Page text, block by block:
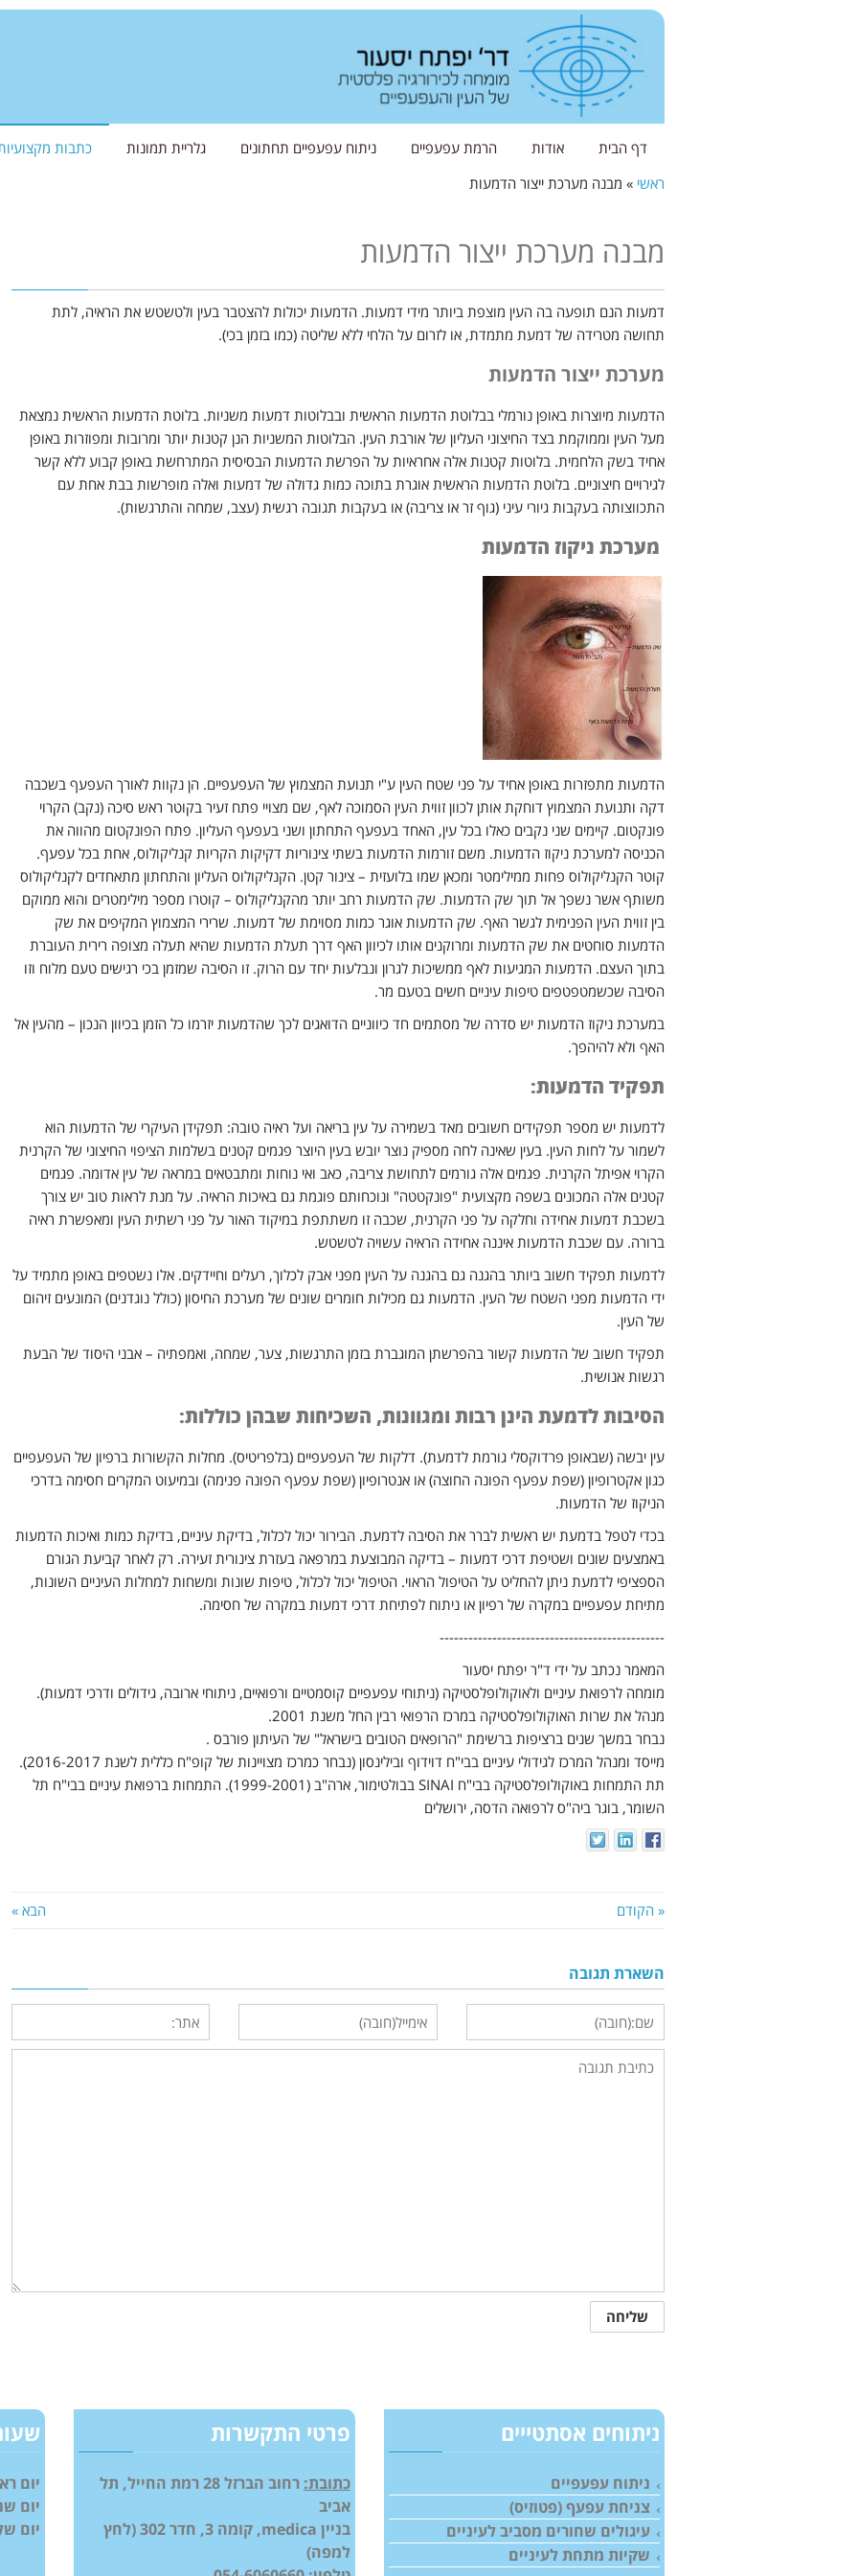
דף הבית אודות הרמת עפעפיים ניתוח עפעפיים תחתונים גלריית תמונות כתבות
ראשי » מבנה מערכת ייצור הדמעות
מבנה מערכת ייצור הדמעות
דמעות הנם תופעה בה העין מוצפת ביותר מידי דמעות. הדמעות יכולות להצטבר בעין ולטשטש את הראיה, לתת
תחושה מטרידה של דמעת מתמדת, או לזרום על הלחי ללא שליטה (כמו בזמן בכי).
מערכת ייצור הדמעות
הדמעות מיוצרות באופן נורמלי בבלוטת הדמעות הראשית ובבלוטות דמעות משניות. בלוטת הדמעות הראשית נמצאת
מעל העין וממוקמת בצד החיצוני העליון של אורבת העין. הבלוטות המשניות הנן קטנות יותר ומרובות ומפוזרות באופן
אחיד בשק הלחמית. בלוטות קטנות אלה אחראיות על הפרשת הדמעות הבסיסית המתרחשת באופן קבוע ללא קשר
לגירויים חיצוניים. בלוטת הדמעות הראשית אוגרת בתוכה כמות גדולה של דמעות ואלה מופרשות בבת אחת עם
התכווצותה בעקבות גיורי עיני (גוף זר או צריבה) או בעקבות תגובה רגשית (עצב, שמחה והתרגשות).
מערכת ניקוז הדמעות
הדמעות מתפזרות באופן אחיד על פני שטח העין ע"י תנועת המצמוץ של העפעפיים. הן נקוות לאורך העפעף בשכבה
דקה ותנועת המצמוץ דוחקת אותן לכוון זווית העין הסמוכה לאף, שם מצויי פתח זעיר בקוטר ראש סיכה (נקב) הקרוי
פונקטום. קיימים שני נקבים כאלו בכל עין, האחד בעפעף התחתון ושני בעפעף העליון. פתח הפונקטום מהווה את
הכניסה למערכת ניקוז הדמעות. משם זורמות הדמעות בשתי צינוריות דקיקות הקריות קנליקולוס, אחת בכל עפעף.
קוטר הקנליקולוס פחות ממילימטר ומכאן שמו בלועזית – צינור קטן. הקנליקולוס העליון והתחתון מתאחדים לקנליקולוס
משותף אשר נשפך אל תוך שק הדמעות. שק הדמעות רחב יותר מהקנליקולוס – קוטרו מספר מילימטרים והוא ממוקם
בין זווית העין הפנימית לגשר האף. שק הדמעות אוגר כמות מסוימת של דמעות. שרירי המצמוץ המקיפים את שק
הדמעות סוחטים את שק הדמעות ומרוקנים אותו לכיוון האף דרך תעלת הדמעות שהיא תעלה מצופה רירית העוברת
בתוך העצם. הדמעות המגיעות לאף ממשיכות לגרון ונבלעות יחד עם הרוק. זו הסיבה שמזמן בכי רגישים טעם מלוח וזו
הסיבה שכשמטפטפים טיפות עיניים חשים בטעם מר.
במערכת ניקוז הדמעות יש סדרה של מסתמים חד כיווניים הדואגים לכך שהדמעות יזרמו כל הזמן בכיוון הנכון – מהעין אל
האף ולא להיהפך.
תפקיד הדמעות:
לדמעות יש מספר תפקידים חשובים מאד בשמירה על עין בריאה ועל ראיה טובה: תפקידן העיקרי של הדמעות הוא
לשמור על לחות העין. בעין שאינה לחה מספיק נוצר יובש בעין היוצר פגמים קטנים בשלמות הציפוי החיצוני של הקרנית
הקרוי אפיתל הקרנית. פגמים אלה גורמים לתחושת צריבה, כאב ואי נוחות ומתבטאים במראה של עין אדומה. פגמים
קטנים אלה המכונים בשפה מקצועית "פונקטטה" ונוכחותם פוגמת גם באיכות הראיה. על מנת לראות טוב יש צורך
בשכבת דמעות אחידה וחלקה על פני הקרנית, שכבה זו משתתפת במיקוד האור על פני רשתית העין ומאפשרת ראיה
ברורה. עם שכבת הדמעות איננה אחידה הראיה עשויה לטשטש.
לדמעות תפקיד חשוב ביותר בהגנה גם בהגנה על העין מפני אבק לכלוך, רעלים וחיידקים. אלו נשטפים באופן מתמיד על
ידי הדמעות מפני השטח של העין. הדמעות גם מכילות חומרים שונים של מערכת החיסון (כולל נוגדנים) המונעים זיהום
של העין.
תפקיד חשוב של הדמעות קשור בהפרשתן המוגברת בזמן התרגשות, צער, שמחה, ואמפתיה – אבני היסוד של הבעת
רגשות אנושית.
הסיבות לדמעת הינן רבות ומגוונות, השכיחות שבהן כוללות:
עין יבשה (שבאופן פרדוקסלי גורמת לדמעת). דלקות של העפעפיים (בלפריטיס). מחלות הקשורות ברפיון של העפעפיים
כגון אקטרופיון (שפת עפעף הפונה החוצה) או אנטרופיון (שפת עפעף הפונה פנימה) ובמיעוט המקרים חסימה בדרכי
הניקוז של הדמעות.
בכדי לטפל בדמעת יש ראשית לברר את הסיבה לדמעת. הבירור יכול לכלול, בדיקת עיניים, בדיקת כמות ואיכות הדמעות
באמצעים שונים ושטיפת דרכי דמעות – בדיקה המבוצעת במרפאה בעזרת צינורית זעירה. רק לאחר קביעת הגורם
הספציפי לדמעת ניתן להחליט על הטיפול הראוי. הטיפול יכול לכלול, טיפות שונות ומשחות למחלות העיניים השונות,
מתיחת עפעפיים במקרה של רפיון או ניתוח לפתיחת דרכי דמעות במקרה של חסימה.
-----------------------------------------------
המאמר נכתב על ידי ד"ר יפתח יסעור
מומחה לרפואת עיניים ולאוקולופלסטיקה (ניתוחי עפעפיים קוסמטיים ורפואיים, ניתוחי ארובה, גידולים ודרכי דמעות).
מנהל את שרות האוקולופלסטיקה במרכז הרפואי רבין החל משנת 2001.
נבחר במשך שנים ברציפות ברשימת "הרופאים הטובים בישראל" של העיתון פורבס .
מייסד ומנהל המרכז לגידולי עיניים בבי"ח דוידוף ובילינסון (נבחר כמרכז מצויינות של קופ"ח כללית לשנת 2016-2017).
תת התמחות באוקולופלסטיקה בבי"ח SINAI בבולטימור, ארה"ב (1999-2001). התמחות ברפואת עיניים בבי"ח תל
השומר, בוגר ביה"ס לרפואה הדסה, ירושלים
« הקודם הבא »
השארת תגובה
ניתוחים אסתטייים
ניתוח עפעפיים
צניחת עפעף (פטוזיס)
עיגולים שחורים מסביב לעיניים
שקיות מתחת לעיניים
פרטי התקשרות
כתובת:
רחוב הברזל 28 רמת החייל, תל
אביב
בניין medica, קומה 3, חדר 302 (
לחץ
למפה)
יום ראשון:
יום שני:
יום שלישי: